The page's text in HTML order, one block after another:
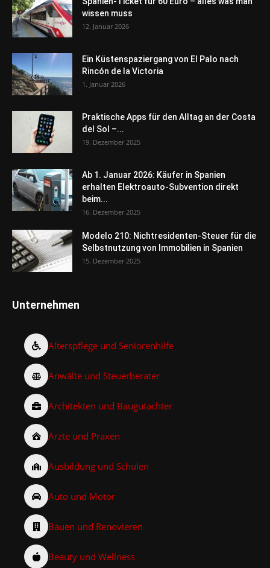
wissen muss
12. Januar 2026
Ein Küstenspaziergang von El Palo nach
Rincón de la Victoria
1. Januar 2026
Praktische Apps für den Alltag an der Costa
del Sol –...
19. Dezember 2025
Ab 1. Januar 2026: Käufer in Spanien
erhalten Elektroauto-Subvention direkt
beim...
16. Dezember 2025
Modelo 210: Nichtresidenten-Steuer für die
Selbstnutzung von Immobilien in Spanien
15. Dezember 2025
Unternehmen
Alterspflege und Seniorenhilfe
Anwälte und Steuerberater
Architekten und Baugutachter
Ärzte und Praxen
Ausbildung und Schulen
Auto und Motor
Bauen und Renovieren
Beauty und Wellness